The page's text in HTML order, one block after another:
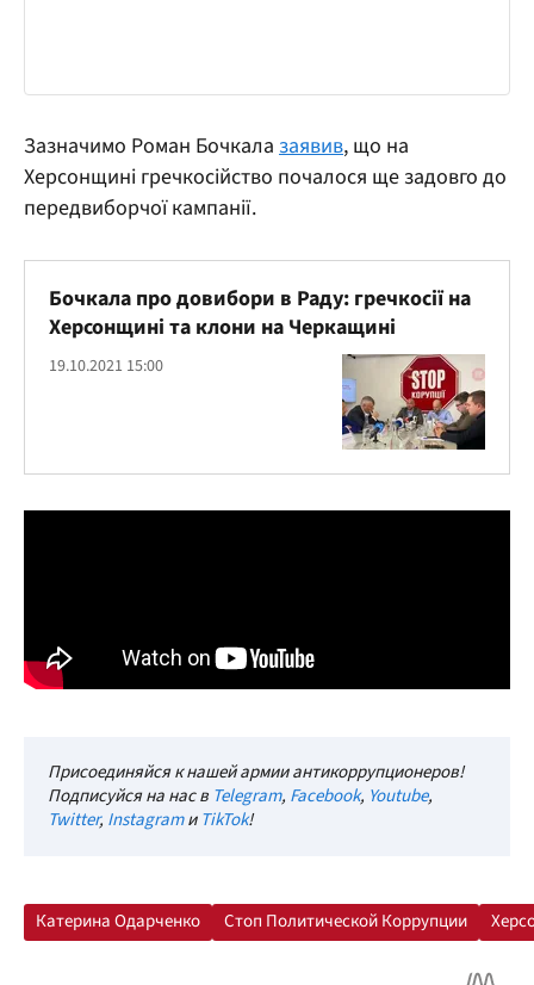
Зазначимо Роман Бочкала заявив, що на
Херсонщині гречкосійство почалося ще задовго до
передвиборчої кампанії.
Бочкала про довибори в Раду: гречкосії на
Херсонщині та клони на Черкащині
19.10.2021 15:00
Присоединяйся к нашей армии антикоррупционеров!
Подписуйся на нас в Telegram, Facebook, Youtube,
Twitter, InstagramиTikTok!
Катерина Одарченко Стоп Политической Коррупции